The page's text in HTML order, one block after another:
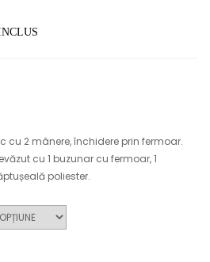
cu 2 mânere, închidere prin fermoar.
cu 1 buzunar cu fermoar, 1
poliester.